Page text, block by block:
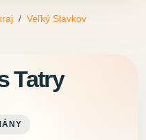
Veľký Slavkov
Tatry